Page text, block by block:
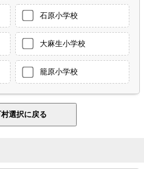
石原小学校
大麻生小学校
籠原小学校